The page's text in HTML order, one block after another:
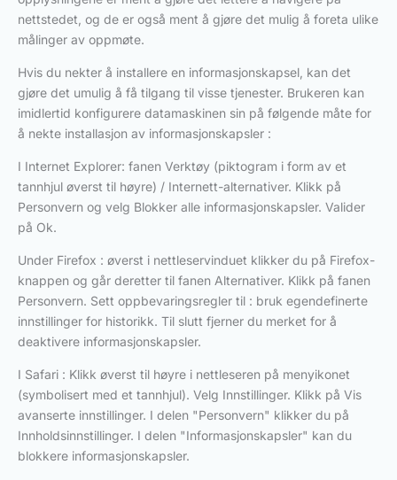
nettstedet, og de er også ment å gjøre det mulig å foreta ulike
målinger av oppmøte.
Hvis du nekter å installere en informasjonskapsel, kan det
gjøre det umulig å få tilgang til visse tjenester. Brukeren kan
imidlertid konfigurere datamaskinen sin på følgende måte for
å nekte installasjon av informasjonskapsler :
I Internet Explorer: fanen Verktøy (piktogram i form av et
tannhjul øverst til høyre) / Internett-alternativer. Klikk på
Personvern og velg Blokker alle informasjonskapsler. Valider
på Ok.
Under Firefox : øverst i nettleservinduet klikker du på Firefox-
knappen og går deretter til fanen Alternativer. Klikk på fanen
Personvern. Sett oppbevaringsregler til : bruk egendefinerte
innstillinger for historikk. Til slutt fjerner du merket for å
deaktivere informasjonskapsler.
I Safari : Klikk øverst til høyre i nettleseren på menyikonet
(symbolisert med et tannhjul). Velg Innstillinger. Klikk på Vis
avanserte innstillinger. I delen "Personvern" klikker du på
Innholdsinnstillinger. I delen "Informasjonskapsler" kan du
blokkere informasjonskapsler.